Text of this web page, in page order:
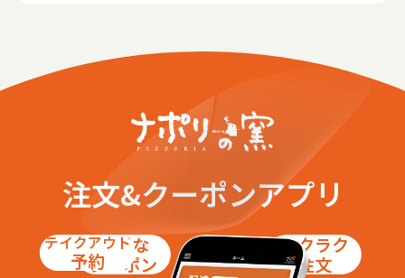
注文&クーポンアプリ
お得な
クーポン
テイクアウト
予約
ラクラク
注文